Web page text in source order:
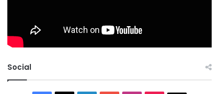
Social